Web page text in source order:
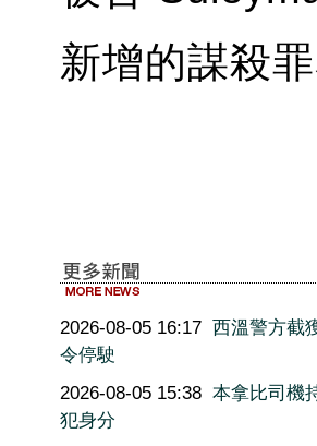
新增的謀殺
2026-08-05 16:17 西溫警方截
令停駛
2026-08-05 15:38 本拿比司機
犯身分